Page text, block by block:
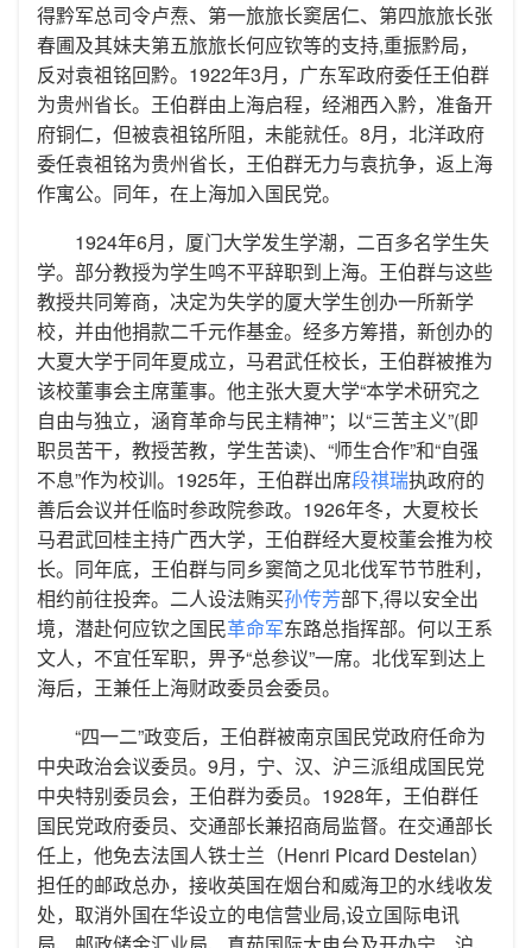
得黔军总司令卢焘、第一旅旅长窦居仁、第四旅旅长张
春圃及其妹夫第五旅旅长何应钦等的支持,重振黔局，
反对袁祖铭回黔。1922年3月，广东军政府委任王伯群
为贵州省长。王伯群由上海启程，经湘西入黔，准备开
府铜仁，但被袁祖铭所阻，未能就任。8月，北洋政府
委任袁祖铭为贵州省长，王伯群无力与袁抗争，返上海
作寓公。同年，在上海加入国民党。
1924年6月，厦门大学发生学潮，二百多名学生失
学。部分教授为学生鸣不平辞职到上海。王伯群与这些
教授共同筹商，决定为失学的厦大学生创办一所新学
校，并由他捐款二千元作基金。经多方筹措，新创办的
大夏大学于同年夏成立，马君武任校长，王伯群被推为
该校董事会主席董事。他主张大夏大学“本学术研究之
自由与独立，涵育革命与民主精神”；以“三苦主义”(即
职员苦干，教授苦教，学生苦读)、“师生合作”和“自强
不息”作为校训。1925年，王伯群出席段祺瑞执政府的
善后会议并任临时参政院参政。1926年冬，大夏校长
马君武回桂主持广西大学，王伯群经大夏校董会推为校
长。同年底，王伯群与同乡窦简之见北伐军节节胜利，
相约前往投奔。二人设法贿买孙传芳部下,得以安全出
境，潜赴何应钦之国民革命军东路总指挥部。何以王系
文人，不宜任军职，畀予“总参议”一席。北伐军到达上
海后，王兼任上海财政委员会委员。
“四一二”政变后，王伯群被南京国民党政府任命为
中央政治会议委员。9月，宁、汉、沪三派组成国民党
中央特别委员会，王伯群为委员。1928年，王伯群任
国民党政府委员、交通部长兼招商局监督。在交通部长
任上，他免去法国人铁士兰（Henri Picard Destelan）
担任的邮政总办，接收英国在烟台和威海卫的水线收发
处，取消外国在华设立的电信营业局,设立国际电讯